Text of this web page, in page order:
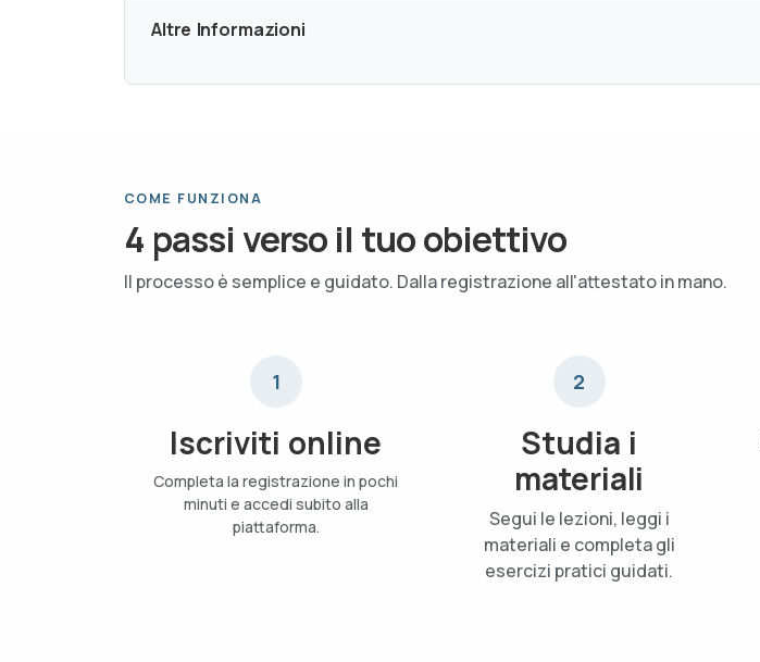
Altre Informazioni
COME FUNZIONA
4 passi verso il tuo obiettivo
Il processo è semplice e guidato. Dalla registrazione all'attestato in mano.
1
Iscriviti online
Completa la registrazione in pochi
minuti e accedi subito alla
piattaforma.
2
Studia i
materiali
Segui le lezioni, leggi i
materiali e completa gli
esercizi pratici guidati.